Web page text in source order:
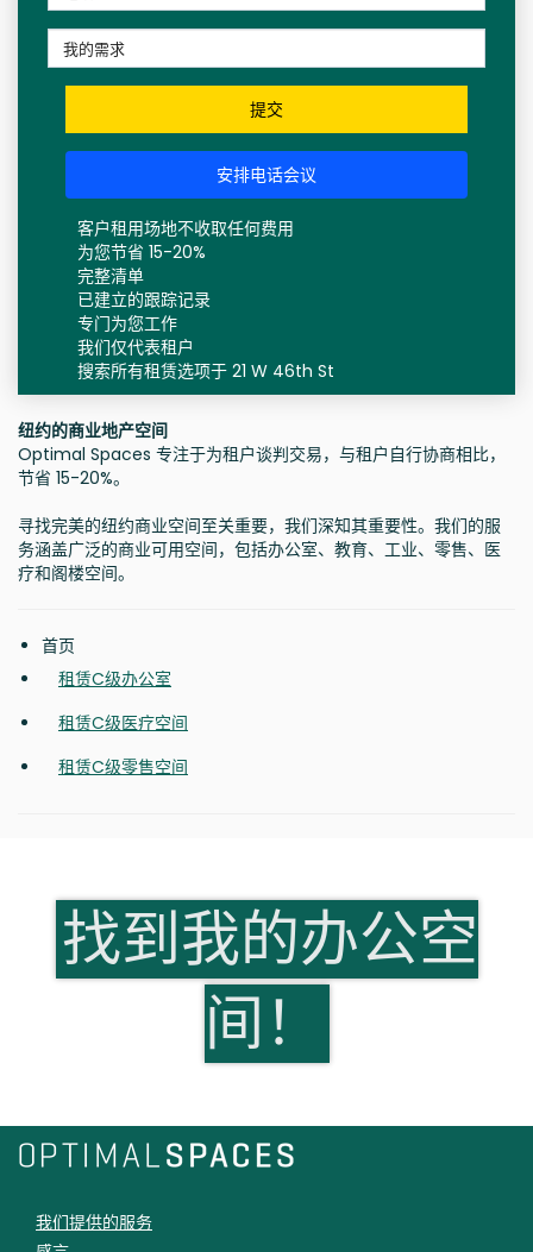
提交
安排电话会议
客户租用场地不收取任何费用
为您节省 15-20%
完整清单
已建立的跟踪记录
专门为您工作
我们仅代表租户
搜索所有租赁选项于 21 W 46th St
纽约的商业地产空间
Optimal Spaces 专注于为租户谈判交易，与租户自行协商相比，
节省 15-20%。
寻找完美的纽约商业空间至关重要，我们深知其重要性。我们的服
务涵盖广泛的商业可用空间，包括办公室、教育、工业、零售、医
疗和阁楼空间。
首页
租赁C级办公室
租赁C级医疗空间
租赁C级零售空间
找到我的办公空
间！
我们提供的服务